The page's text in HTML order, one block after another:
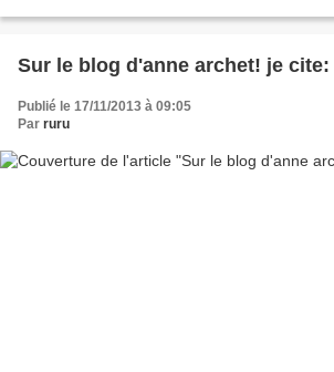
Sur le blog d'anne archet! je cite:
Publié le 17/11/2013 à 09:05
Par ruru